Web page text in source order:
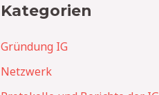
Kategorien
Gründung IG
Netzwerk